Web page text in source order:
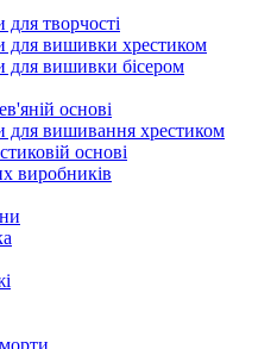
творчості
для вишивки хрестиком
для вишивки бісером
основі
для вишивання хрестиком
основі
виробників